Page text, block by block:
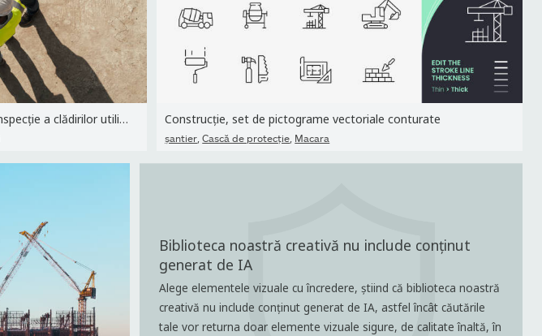
Vedere de sus, echipa inginer de inspecție a clădirilor utilizează Construcție, set de pictograme vectoriale conturate
şantier,Cască de protecţie, Macara
Biblioteca noastră creativă nu include conținut
generat de IA
Alege elementele vizuale cu încredere, știind că biblioteca noastră
creativă nu include conținut generat de IA, astfel încât căutările
tale vor returna doar elemente vizuale sigure, de calitate înaltă, în